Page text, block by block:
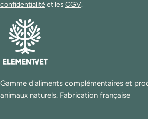
Gamme d'aliments complémentaires et
animaux naturels. Fabrication française
confidentialité et les CGV.